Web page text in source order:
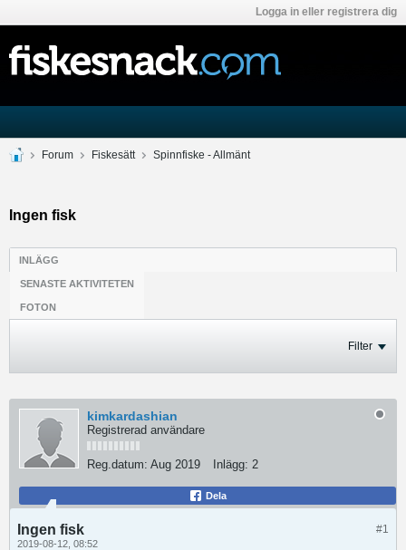
Logga in eller registrera dig
Forum Fiskesätt Spinnfiske - Allmänt
Ingen fisk
INLÄGG
SENASTE AKTIVITETEN
FOTON
Filter
kimkardashian
Registrerad användare
Reg.datum: Aug 2019 Inlägg: 2
Dela
#1
Ingen fisk
2019-08-12, 08:52